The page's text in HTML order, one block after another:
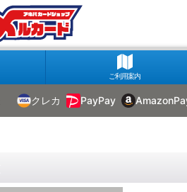
ご利用案内
クレカ PayPay